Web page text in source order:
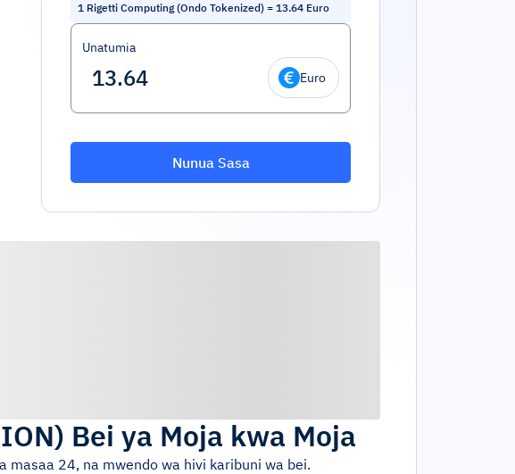
1 Rigetti Computing (Ondo Tokenized) = 13.64 Euro
Unatumia
Euro
Nunua Sasa
) Bei ya Moja kwa Moja
masaa 24, na mwendo wa hivi karibuni wa bei.